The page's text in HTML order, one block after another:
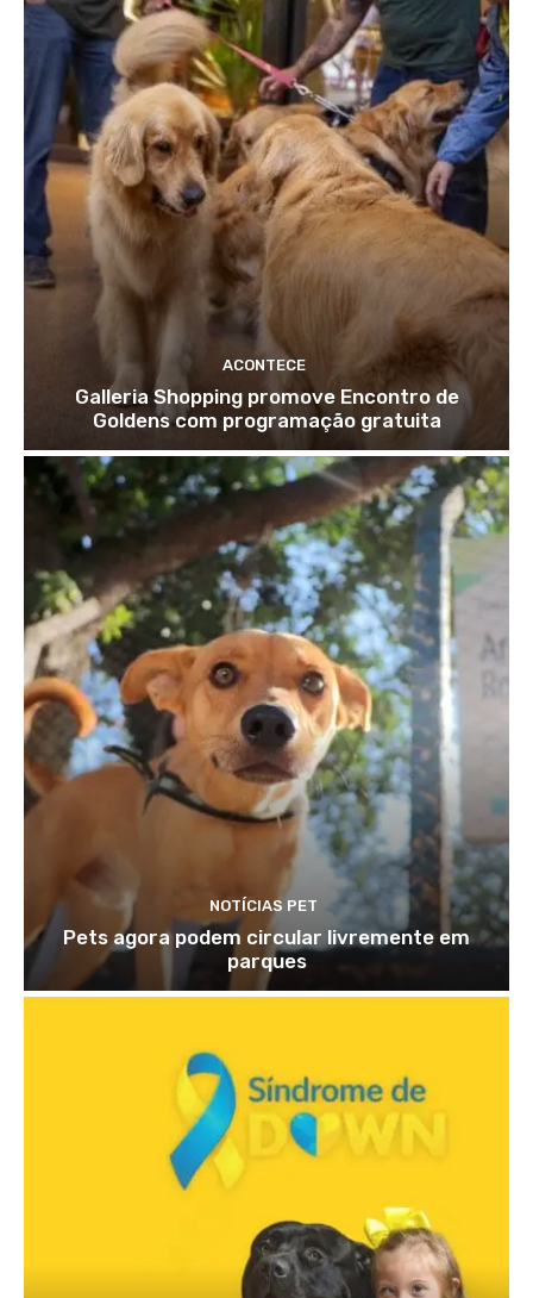
ACONTECE
Galleria Shopping promove Encontro de
Goldens com programação gratuita
NOTÍCIAS PET
Pets agora podem circular livremente em
parques